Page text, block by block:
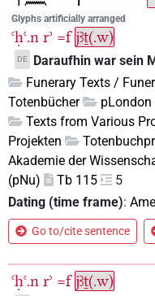
Glyphs artificially arranged
ꜥḥꜥ.n rʾ =f jꜣṯ(.w)
DE
Daraufhin war sein
Funerary Texts /
Totenbücher
pLondon
Texts from Various
Projekten
Akademie der
(pNu)
Tb 115
5
Dating (time frame):
Go to/cite sentence
ꜥḥꜥ.n rʾ =f jꜣṯ(.w)